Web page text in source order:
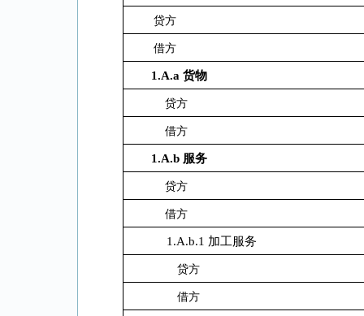
贷方
借方
1.A.a 货物
贷方
借方
1.A.b 服务
贷方
借方
1.A.b.1 加工服务
贷方
借方